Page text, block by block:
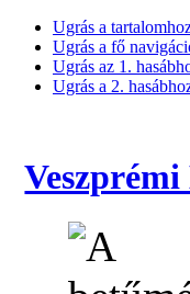
Ugrás a
Ugrás a fő
Ugrás az 1.
Ugrás a 2.